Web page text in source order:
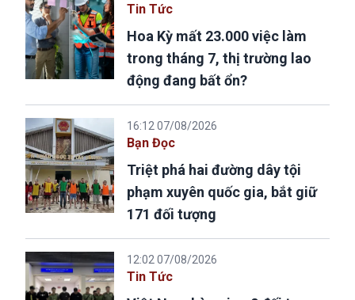
Tin Tức
Hoa Kỳ mất 23.000 việc làm
trong tháng 7, thị trường lao
động đang bất ổn?
16:12 07/08/2026
Bạn Đọc
Triệt phá hai đường dây tội
phạm xuyên quốc gia, bắt giữ
171 đối tượng
12:02 07/08/2026
Tin Tức